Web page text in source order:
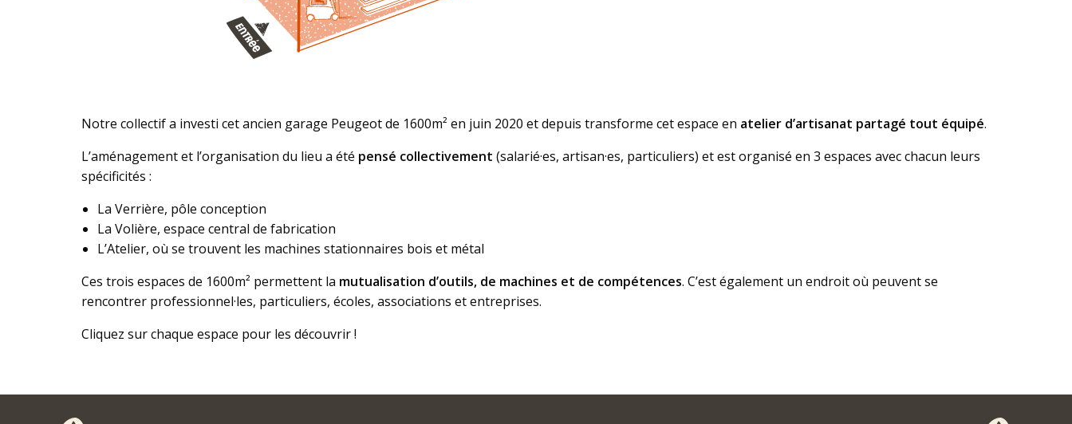
Notre collectif a investi cet ancien garage Peugeot de 1600m² en juin 2020 et depuis transforme cet espace en atelier d’artisanat partagé tout équipé.
L’aménagement et l’organisation du lieu a été pensé collectivement (salarié·es, artisan·es, particuliers) et est organisé en 3 espaces avec chacun leurs
spécificités :
La Verrière, pôle conception
La Volière, espace central de fabrication
L’Atelier, où se trouvent les machines stationnaires bois et métal
Ces trois espaces de 1600m² permettent la mutualisation d’outils, de machines et de compétences. C’est également un endroit où peuvent se
rencontrer professionnel·les, particuliers, écoles, associations et entreprises.
Cliquez sur chaque espace pour les découvrir !